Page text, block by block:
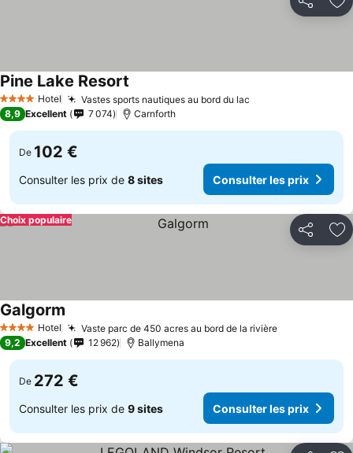
Partager
4 Étoiles Hotel Vastes sports nautiques au bord du lac
Pine Lake Resort
8,9 Excellent 7 074 Carnforth
De 102 €
Consulter les prix de 8 sites Consulter les prix
Partager
Choix populaire
4 Étoiles Hotel Vaste parc de 450 acres au bord de la rivière
Galgorm
9,2 Excellent 12 962 Ballymena
De 272 €
Consulter les prix de 9 sites Consulter les prix